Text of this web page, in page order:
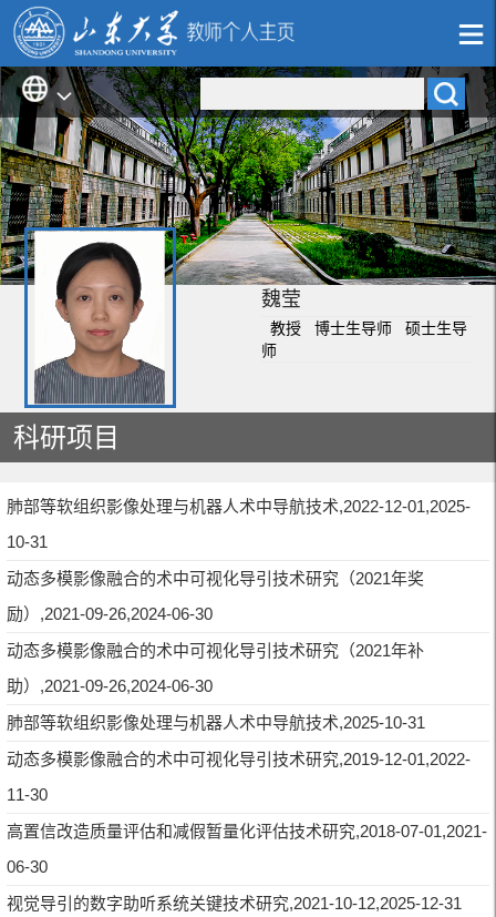
魏莹
教授 博士生导师 硕士生导
师
科研项目
肺部等软组织影像处理与机器人术中导航技术,2022-12-01,2025-
10-31
动态多模影像融合的术中可视化导引技术研究（2021年奖
励）,2021-09-26,2024-06-30
动态多模影像融合的术中可视化导引技术研究（2021年补
助）,2021-09-26,2024-06-30
肺部等软组织影像处理与机器人术中导航技术,2025-10-31
动态多模影像融合的术中可视化导引技术研究,2019-12-01,2022-
11-30
高置信改造质量评估和减假暂量化评估技术研究,2018-07-01,2021-
06-30
视觉导引的数字助听系统关键技术研究,2021-10-12,2025-12-31